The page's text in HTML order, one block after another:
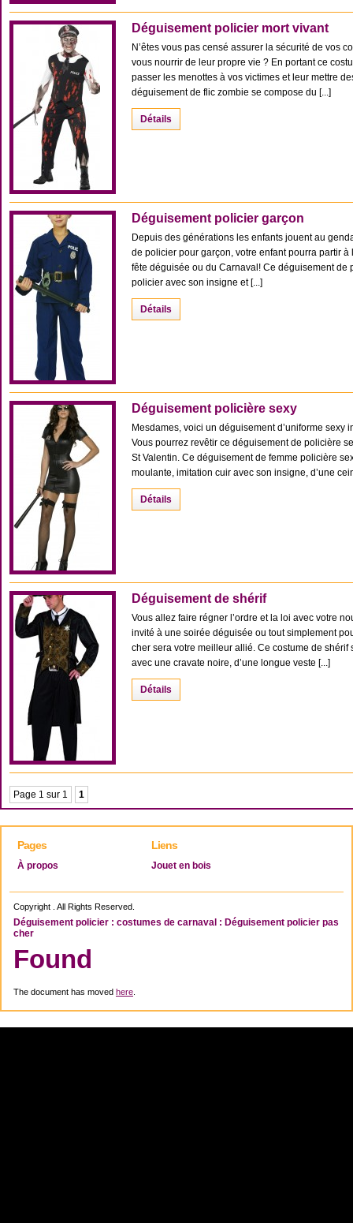
Déguisement policier mort vivant
N’êtes vous pas censé assurer la sécurité de vos
vous nourrir de leur propre vie ? En portant ce
passer les menottes à vos victimes et leur mettre
déguisement de flic zombie se compose du [...]
Détails
Déguisement policier garçon
Depuis des générations les enfants jouent au
de policier pour garçon, votre enfant pourra partir
fête déguisée ou du Carnaval! Ce déguisement
policier avec son insigne et [...]
Détails
Déguisement policière sexy
Mesdames, voici un déguisement d’uniforme sexy
Vous pourrez revêtir ce déguisement de policière
St Valentin. Ce déguisement de femme policière
moulante, imitation cuir avec son insigne, d’une
Détails
Déguisement de shérif
Vous allez faire régner l’ordre et la loi avec votre
invité à une soirée déguisée ou tout simplement
cher sera votre meilleur allié. Ce costume de
avec une cravate noire, d’une longue veste [...]
Détails
Page 1 sur 1 1
Pages
À propos
Liens
Jouet en bois
Copyright . All Rights Reserved.
Déguisement policier : costumes de carnaval : Déguisement policier pas
cher
Found
The document has moved here